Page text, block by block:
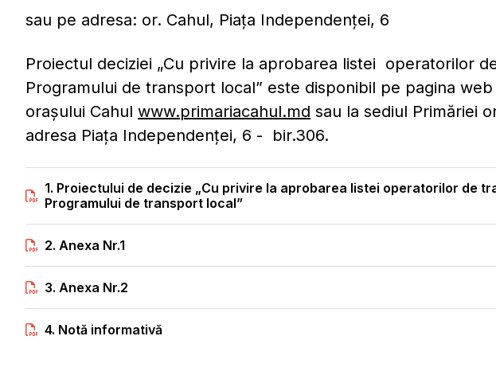
sau pe adresa: or. Cahul, Piața Independenței, 6
Proiectul deciziei „Cu privire la aprobarea listei operatorilor
Programului de transport local” este disponibil pe pagina web
orașului Cahul www.primariacahul.md sau la sediul Primăriei
adresa Piața Independenței, 6 - bir.306.
1. Proiectului de decizie „Cu privire la aprobarea listei operatorilor de
Programului de transport local”
2. Anexa Nr.1
3. Anexa Nr.2
4. Notă informativă